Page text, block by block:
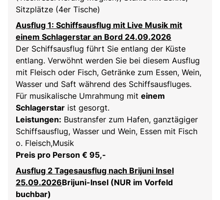
Sitzplätze (4er Tische)
Ausflug 1: Schiffsausflug mit Live Musik mit
einem Schlagerstar an Bord 24.09.2026
Der Schiffsausflug führt Sie entlang der Küste
entlang. Verwöhnt werden Sie bei diesem Ausflug
mit Fleisch oder Fisch, Getränke zum Essen, Wein,
Wasser und Saft während des Schiffsausfluges.
Für musikalische Umrahmung mit einem
Schlagerstar ist gesorgt.
Leistungen: Bustransfer zum Hafen, ganztägiger
Schiffsausflug, Wasser und Wein, Essen mit Fisch
o. Fleisch,Musik
Preis pro Person € 95,-
Ausflug 2 Tagesausflug nach Brijuni Insel
25.09.2026Brijuni-Insel (NUR im Vorfeld
buchbar)